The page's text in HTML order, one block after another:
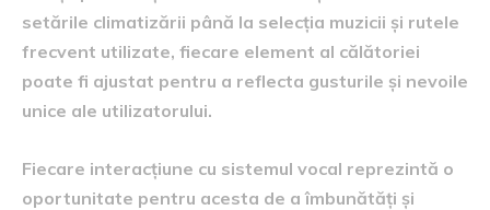
setările climatizării până la selecția muzicii și rutele
frecvent utilizate, fiecare element al călătoriei
poate fi ajustat pentru a reflecta gusturile și nevoile
unice ale utilizatorului.
Fiecare interacțiune cu sistemul vocal reprezintă o
oportunitate pentru acesta de a îmbunătăți și